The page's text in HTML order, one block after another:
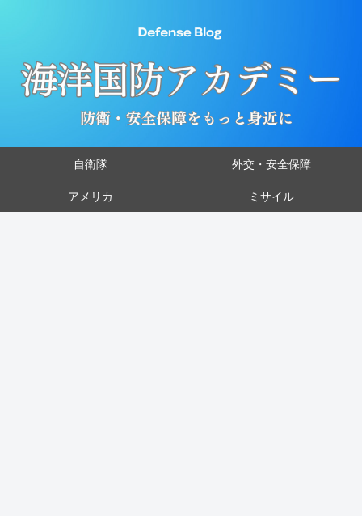
自衛隊
外交・安全保障
アメリカ
ミサイル